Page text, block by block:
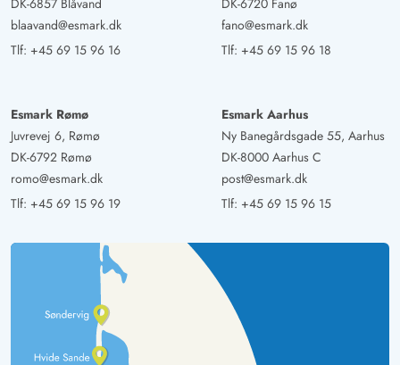
DK-6857 Blåvand
blaavand@esmark.dk
Tlf: +45 69 15 96 16
DK-6720 Fanø
fano@esmark.dk
Tlf: +45 69 15 96 18
Esmark Rømø
Juvrevej 6, Rømø
DK-6792 Rømø
romo@esmark.dk
Tlf: +45 69 15 96 19
Esmark Aarhus
Ny Banegårdsgade 55, Aarhus
DK-8000 Aarhus C
post@esmark.dk
Tlf: +45 69 15 96 15